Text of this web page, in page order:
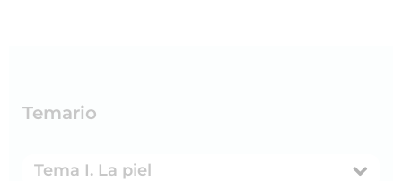
Temario
Tema I. La piel